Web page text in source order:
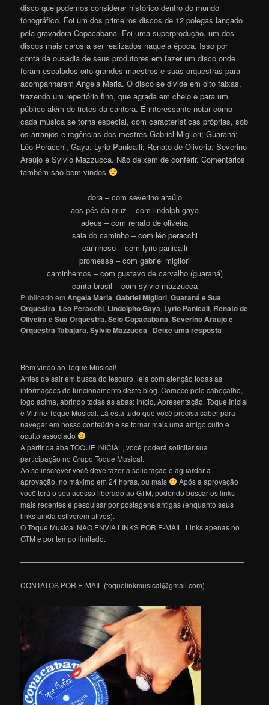
disco que podemos considerar histórico dentro do mundo
fonográfico. Foi um dos primeiros discos de 12 polegas lançado
pela gravadora Copacabana. Foi uma superprodução, um dos
discos mais caros a ser realizados naquela época. Isso por
conta da ousadia de seus produtores em fazer um disco onde
foram escalados oito grandes maestros e suas orquestras para
acompanharem Angela Maria. O disco se divide em oito faixas,
trazendo um repertório fino, que agrada em cheio e para um
público além de tietes da cantora. É interessante notar como
cada música se torna especial, com características próprias, sob
os arranjos e regências dos mestres Gabriel Migliori; Guaraná;
Léo Peracchi; Gaya; Lyrio Panicalli; Renato de Oliveria; Severino
Araújo e Sylvio Mazzucca. Não deixem de conferir. Comentários
também são bem vindos
dora – com severino araújo
aos pés da cruz – com lindolph gaya
adeus – com renato de oliveira
saia do caminho – com léo peracchi
carinhoso – com lyrio panicalli
promessa – com gabriel migliori
caminhemos – com gustavo de carvalho (guaraná)
canta brasil – com sylvio mazzucca
Publicado em Angela Maria,Gabriel Migliori,Guaraná e Sua
Orquestra, Leo Peracchi, Lindolpho Gaya, Lyrio Panicali, Renato de
Oliveira e Sua Orquestra,Selo Copacabana,Severino Araujo e
Orquestra Tabajara,Sylvio Mazzucca | Deixe uma resposta
Bem vindo ao Toque Musical!
Antes de sair em busca do tesouro, leia com atenção todas as
informações de funcionamento deste blog. Comece pelo cabeçalho,
logo acima, abrindo todas as abas: Início, Apresentação, Toque Inicial
e Vitrine Toque Musical. Lá está tudo que você precisa saber para
navegar em nosso conteúdo e se tornar mais uma amigo culto e
oculto associado
A partir da aba TOQUE INICIAL, você poderá solicitar sua
participação no Grupo Toque Musical.
Ao se inscrever você deve fazer a solicitação e aguardar a
aprovação, no máximo em 24 horas, ou mais
Após a aprovação
você terá o seu acesso liberado ao GTM, podendo buscar os links
mais recentes e pesquisar por postagens antigas (enquanto seus
links ainda estiverem ativos).
O Toque Musical NÃO ENVIA LINKS POR E-MAIL. Links apenas no
GTM e por tempo limitado.
———————————————————————————————
CONTATOS POR E-MAIL (toquelinkmusical@gmail.com)